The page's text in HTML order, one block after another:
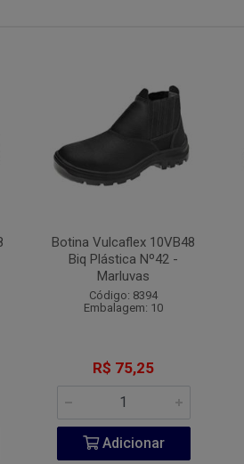
Botina Vulcaflex 10VB48
Biq Plástica Nº42 -
Marluvas
Código: 8394
Embalagem: 10
R$ 75,25
Adicionar